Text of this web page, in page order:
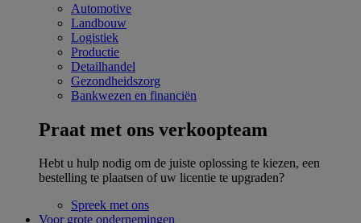
Automotive
Landbouw
Logistiek
Productie
Detailhandel
Gezondheidszorg
Bankwezen en financiën
Praat met ons verkoopteam
Hebt u hulp nodig om de juiste oplossing te kiezen, een
bestelling te plaatsen of uw licentie te upgraden?
Spreek met ons
Voor grote ondernemingen